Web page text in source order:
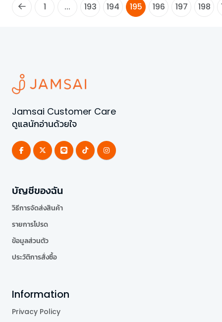
1 ... 193 194 195 196 197 198
Jamsai Customer Care
ดูแลนักอ่านด้วยใจ
บัญชีของฉัน
วิธีการจัดส่งสินค้า
รายการโปรด
ข้อมูลส่วนตัว
ประวัติการสั่งซื้อ
Information
Privacy Policy